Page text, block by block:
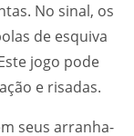
No sinal, os
de esquiva
jogo pode
e risadas.
seus arranha-